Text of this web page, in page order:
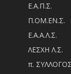
Ε.Α.Π.Σ.
Π.ΟM.EN.Σ.
Ε.Α.Α.Λ.Σ.
ΛΕΣΧΗ Λ.Σ.
π.